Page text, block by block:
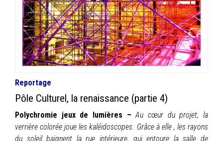
Reportage
Pôle Culturel, la renaissance (partie 4)
Polychromie jeux de lumières –Au cœur du projet, la
verrière colorée joue les kaléidoscopes. Grâce à elle , les rayons
du soleil baignent la rue intérieure, qui entoure la salle de